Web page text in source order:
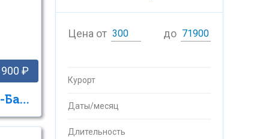
₽
Красоты Кабардино-Балкарии
Цена от до
Курорт
Даты/месяц
Длительность